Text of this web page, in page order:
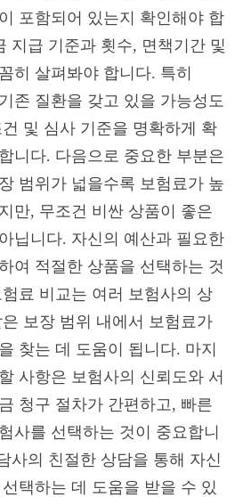
포함되어 있는지 확인해야 합
지급 기준과 횟수, 면책기간 및
히 살펴봐야 합니다. 특히
존 질환을 갖고 있을 가능성도
및 심사 기준을 명확하게 확
니다. 다음으로 중요한 부분은
범위가 넓을수록 보험료가 높
만, 무조건 비싼 상품이 좋은
닙니다. 자신의 예산과 필요한
여 적절한 상품을 선택하는 것
료 비교는 여러 보험사의 상
보장 범위 내에서 보험료가
찾는 데 도움이 됩니다. 마지
사항은 보험사의 신뢰도와 서
청구 절차가 간편하고, 빠른
사를 선택하는 것이 중요합니
사의 친절한 상담을 통해 자신
택하는 데 도움을 받을 수 있